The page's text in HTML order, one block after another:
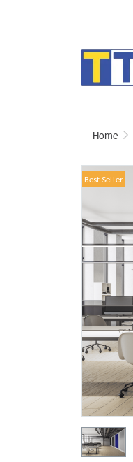
Home
Best Seller